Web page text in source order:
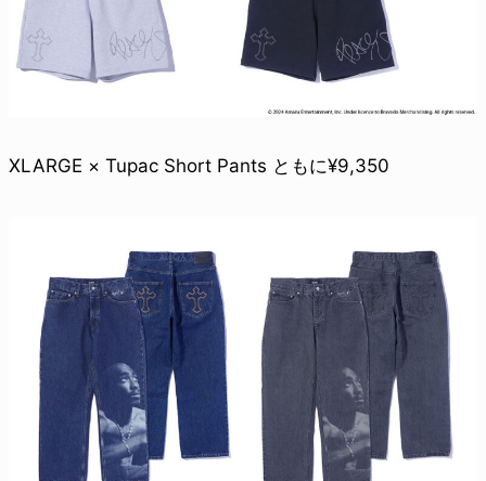
XLARGE × Tupac Short Pants ともに¥9,350